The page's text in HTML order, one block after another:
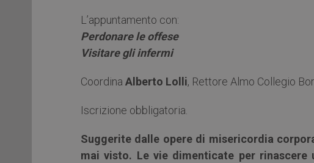
L’appuntamento con:
Perdonare le offese
Visitare gli infermi
Coordina Alberto Lolli, Rettore Almo Collegio
Iscrizione obbligatoria.
Suggerite dalle opere di misericordia
mai visto. Le vie dimenticate per rinascere